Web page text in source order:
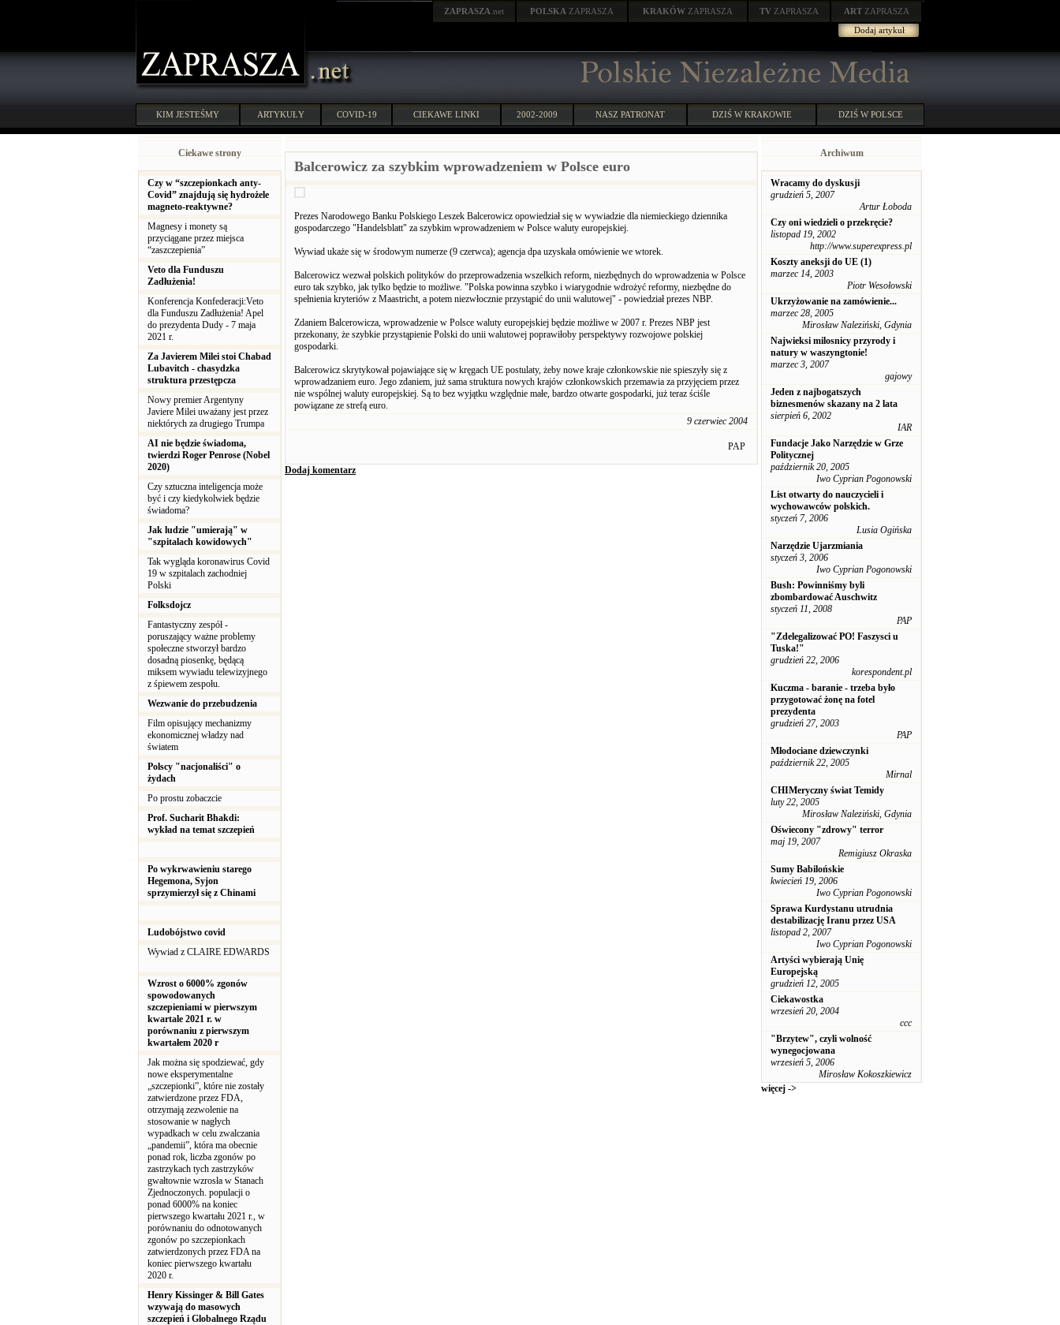
ZAPRASZA .net POLSKA ZAPRASZA KRAKÓW ZAPRASZA TV ZAPRASZA ART ZAPRASZA
Dodaj artykuł
KIM JESTEŚMY ARTYKUŁY COVID-19 CIEKAWE LINKI 2002-2009 NASZ PATRONAT DZIŚ W KRAKOWIE DZIŚ W POLSCE
Ciekawe strony
Czy w “szczepionkach anty-
Covid” znajdują się hydrożele
magneto-reaktywne?
Magnesy i monety są
przyciągane przez miejsca
“zaszczepienia”
Veto dla Funduszu
Zadłużenia!
Konferencja Konfederacji:Veto
dla Funduszu Zadłużenia! Apel
do prezydenta Dudy - 7 maja
2021 r.
Za Javierem Milei stoi Chabad
Lubavitch - chasydzka
struktura przestępcza
Nowy premier Argentyny
Javiere Milei uważany jest przez
niektórych za drugiego Trumpa
AI nie będzie świadoma,
twierdzi Roger Penrose (Nobel
2020)
Czy sztuczna inteligencja może
być i czy kiedykolwiek będzie
świadoma?
Jak ludzie "umierają" w
"szpitalach kowidowych"
Tak wygląda koronawirus Covid
19 w szpitalach zachodniej
Polski
Folksdojcz
Fantastyczny zespół -
poruszający ważne problemy
społeczne stworzył bardzo
dosadną piosenkę, będącą
miksem wywiadu telewizyjnego
z śpiewem zespołu.
Wezwanie do przebudzenia
Film opisujący mechanizmy
ekonomicznej władzy nad
światem
Polscy "nacjonaliści" o
żydach
Po prostu zobaczcie
Prof. Sucharit Bhakdi:
wykład na temat szczepień
Po wykrwawieniu starego
Hegemona, Syjon
sprzymierzył się z Chinami
Ludobójstwo covid
Wywiad z CLAIRE EDWARDS
Wzrost o 6000% zgonów
spowodowanych
szczepieniami w pierwszym
kwartale 2021 r. w
porównaniu z pierwszym
kwartałem 2020 r
Jak można się spodziewać, gdy
nowe eksperymentalne
„szczepionki”, które nie zostały
zatwierdzone przez FDA,
otrzymają zezwolenie na
stosowanie w nagłych
wypadkach w celu zwalczania
„pandemii”, która ma obecnie
ponad rok, liczba zgonów po
zastrzykach tych zastrzyków
gwałtownie wzrosła w Stanach
Zjednoczonych. populacji o
ponad 6000% na koniec
pierwszego kwartału 2021 r., w
porównaniu do odnotowanych
zgonów po szczepionkach
zatwierdzonych przez FDA na
koniec pierwszego kwartału
2020 r.
Henry Kissinger & Bill Gates
wzywają do masowych
szczepień i Globalnego Rządu
Balcerowicz za szybkim wprowadzeniem w Polsce euro
Prezes Narodowego Banku Polskiego Leszek Balcerowicz opowiedział się w wywiadzie dla niemieckiego dziennika
gospodarczego "Handelsblatt" za szybkim wprowadzeniem w Polsce waluty europejskiej.
Wywiad ukaże się w środowym numerze (9 czerwca); agencja dpa uzyskała omówienie we wtorek.
Balcerowicz wezwał polskich polityków do przeprowadzenia wszelkich reform, niezbędnych do wprowadzenia w Polsce
euro tak szybko, jak tylko będzie to możliwe. "Polska powinna szybko i wiarygodnie wdrożyć reformy, niezbędne do
spełnienia kryteriów z Maastricht, a potem niezwłocznie przystąpić do unii walutowej" - powiedział prezes NBP.
Zdaniem Balcerowicza, wprowadzenie w Polsce waluty europejskiej będzie możliwe w 2007 r. Prezes NBP jest
przekonany, że szybkie przystąpienie Polski do unii walutowej poprawiłoby perspektywy rozwojowe polskiej
gospodarki.
Balcerowicz skrytykował pojawiające się w kręgach UE postulaty, żeby nowe kraje członkowskie nie spieszyły się z
wprowadzaniem euro. Jego zdaniem, już sama struktura nowych krajów członkowskich przemawia za przyjęciem przez
nie wspólnej waluty europejskiej. Są to bez wyjątku względnie małe, bardzo otwarte gospodarki, już teraz ściśle
powiązane ze strefą euro.
9 czerwiec 2004
PAP
Dodaj komentarz
Archiwum
Wracamy do dyskusji
grudzień 5, 2007
Artur Łoboda
Czy oni wiedzieli o przekręcie?
listopad 19, 2002
http://www.superexpress.pl
Koszty aneksji do UE (1)
marzec 14, 2003
Piotr Wesołowski
Ukrzyżowanie na zamówienie...
marzec 28, 2005
Mirosław Naleziński, Gdynia
Najwieksi milosnicy przyrody i
natury w waszyngtonie!
marzec 3, 2007
gajowy
Jeden z najbogatszych
biznesmenów skazany na 2 lata
sierpień 6, 2002
IAR
Fundacje Jako Narzędzie w Grze
Politycznej
październik 20, 2005
Iwo Cyprian Pogonowski
List otwarty do nauczycieli i
wychowawców polskich.
styczeń 7, 2006
Lusia Ogińska
Narzędzie Ujarzmiania
styczeń 3, 2006
Iwo Cyprian Pogonowski
Bush: Powinniśmy byli
zbombardować Auschwitz
styczeń 11, 2008
PAP
"Zdelegalizować PO! Faszysci u
Tuska!"
grudzień 22, 2006
korespondent.pl
Kuczma - baranie - trzeba było
przygotować żonę na fotel
prezydenta
grudzień 27, 2003
PAP
Młodociane dziewczynki
październik 22, 2005
Mirnal
CHIMeryczny świat Temidy
luty 22, 2005
Mirosław Naleziński, Gdynia
Oświecony "zdrowy" terror
maj 19, 2007
Remigiusz Okraska
Sumy Babilońskie
kwiecień 19, 2006
Iwo Cyprian Pogonowski
Sprawa Kurdystanu utrudnia
destabilizację Iranu przez USA
listopad 2, 2007
Iwo Cyprian Pogonowski
Artyści wybierają Unię
Europejską
grudzień 12, 2005
Ciekawostka
wrzesień 20, 2004
ccc
"Brzytew", czyli wolność
wynegocjowana
wrzesień 5, 2006
Mirosław Kokoszkiewicz
więcej ->